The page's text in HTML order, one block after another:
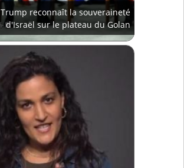
Trump reconnaît la souveraineté
d'Israël sur le plateau du Golan